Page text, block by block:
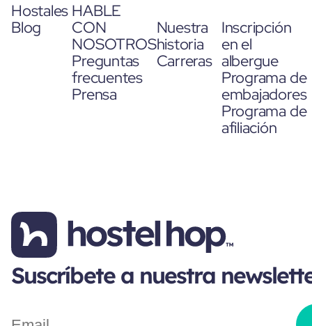
Hostales
Blog
HABLE
CON
NOSOTROS
Preguntas
frecuentes
Prensa
Nuestra
historia
Carreras
Inscripción
en el
albergue
Programa de
embajadores
Programa de
afiliación
Suscríbete a nuestra